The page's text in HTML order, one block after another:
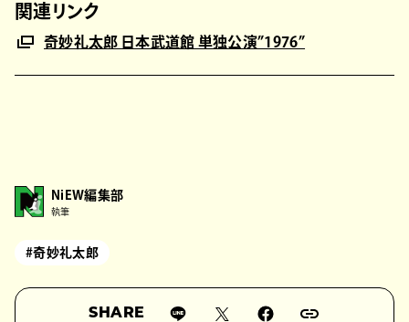
関連リンク
奇妙礼太郎 日本武道館 単独公演”1976”
NiEW編集部
執筆
#奇妙礼太郎
SHARE